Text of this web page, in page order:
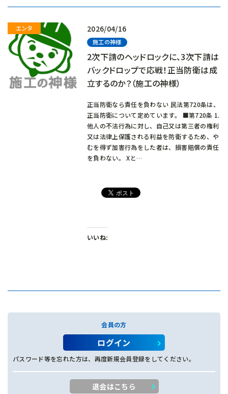
2026/04/16
施工の神様
2次下請のヘッドロックに、3次下請は
バックドロップで応戦！正当防衛は成
立するのか？（施工の神様）
正当防衛なら責任を負わない 民法第720条は、
正当防衛について定めています。 ■第720条 1.
他人の不法行為に対し、自己又は第三者の権利
又は法律上保護される利益を防衛するため、や
むを得ず加害行為をした者は、損害賠償の責任
を負わない。 Xと…
いいね:
会員の方
ログイン
パスワード等を忘れた方は、再度新規会員登録をしてください。
退会はこちら